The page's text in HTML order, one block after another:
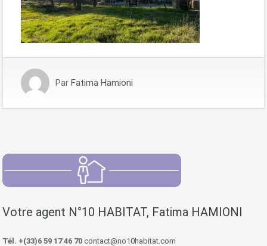
Par Fatima Hamioni
Votre agent N°10 HABITAT, Fatima HAMIONI
Tél. +(33)6 59 17 46 70 contact@no10habitat.com